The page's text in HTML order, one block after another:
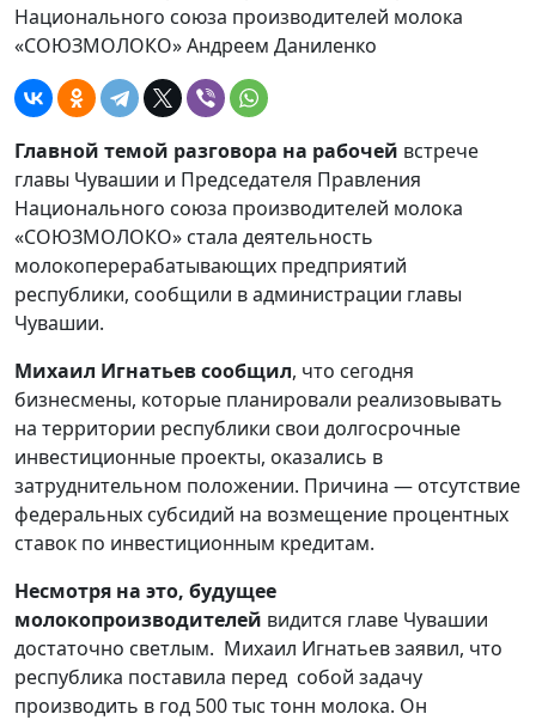
Национального союза производителей молока
«СОЮЗМОЛОКО» Андреем Даниленко
Главной темой разговора на рабочей встрече
главы Чувашии и Председателя Правления
Национального союза производителей молока
«СОЮЗМОЛОКО» стала деятельность
молокоперерабатывающих предприятий
республики, сообщили в администрации главы
Чувашии.
Михаил Игнатьев сообщил, что сегодня
бизнесмены, которые планировали реализовывать
на территории республики свои долгосрочные
инвестиционные проекты, оказались в
затруднительном положении. Причина — отсутствие
федеральных субсидий на возмещение процентных
ставок по инвестиционным кредитам.
Несмотря на это, будущее
молокопроизводителей видится главе Чувашии
достаточно светлым. Михаил Игнатьев заявил, что
республика поставила перед собой задачу
производить в год 500 тыс тонн молока. Он